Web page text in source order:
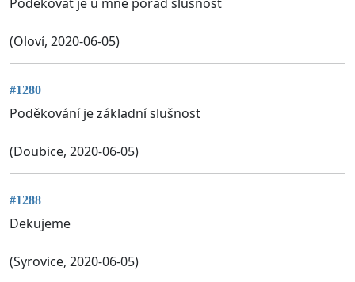
(Oloví, 2020-06-05)
#1280
Poděkování je základní slušnost
(Doubice, 2020-06-05)
#1288
Dekujeme
(Syrovice, 2020-06-05)